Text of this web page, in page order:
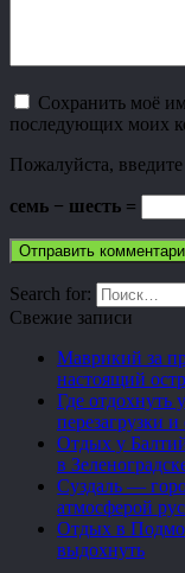
Сохранить моё
последующих моих
Пожалуйста,
семь − шесть =
Search for:
Свежие записи
Маврикий за
настоящий
Где отдохнуть
перезагрузки
Отдых у
в
Суздаль —
атмосферой
Отдых в
выдохнуть